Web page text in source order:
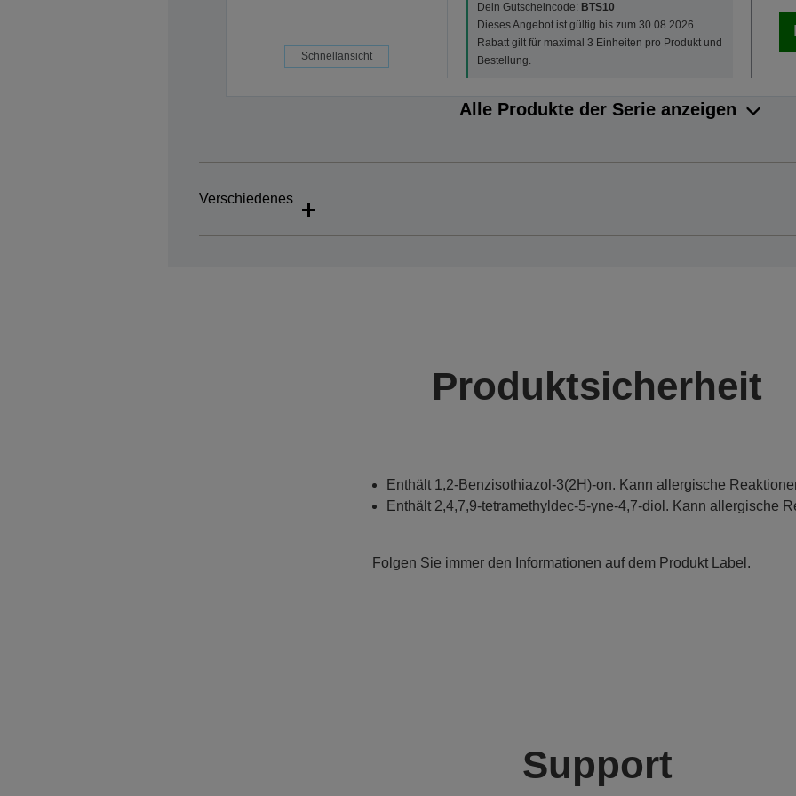
Schnellansicht
Dein Gutscheincode: BTS10
Dieses Angebot ist gültig bis zum 30.08.2026.
Rabatt gilt für maximal 3 Einheiten pro Produkt und
Bestellung.
Alle Produkte der Serie anzeigen
Verschiedenes
Produktsicherheit
Enthält 1,2-Benzisothiazol-3(2H)-on. Kann allergische
Enthält 2,4,7,9-tetramethyldec-5-yne-4,7-diol. Kann allergische
Folgen Sie immer den Informationen auf dem Produkt Label.
Support